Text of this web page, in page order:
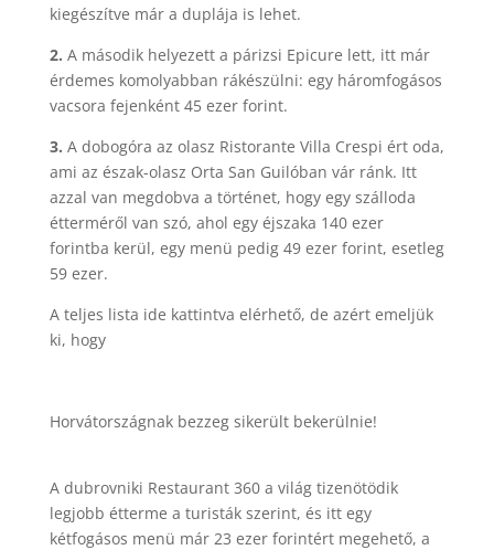
kiegészítve már a duplája is lehet.
2. A második helyezett a párizsi Epicure lett, itt már
érdemes komolyabban rákészülni: egy háromfogásos
vacsora fejenként 45 ezer forint.
3. A dobogóra az olasz Ristorante Villa Crespi ért oda,
ami az észak-olasz Orta San Guilóban vár ránk. Itt
azzal van megdobva a történet, hogy egy szálloda
étterméről van szó, ahol egy éjszaka 140 ezer
forintba kerül, egy menü pedig 49 ezer forint, esetleg
59 ezer.
A teljes lista ide kattintva elérhető, de azért emeljük
ki, hogy
Horvátországnak bezzeg sikerült bekerülnie!
A dubrovniki Restaurant 360 a világ tizenötödik
legjobb étterme a turisták szerint, és itt egy
kétfogásos menü már 23 ezer forintért megehető, a